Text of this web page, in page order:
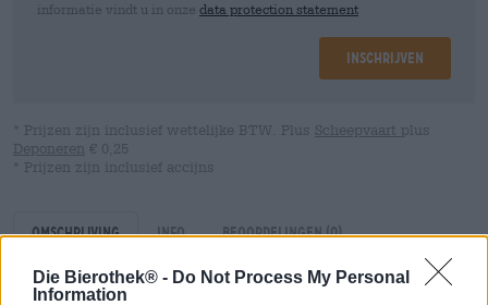
Die Bierothek® - Do Not Process My Personal
Information
informatie vindt u in onze data protection statement
Inschrijven
* Prijzen zijn inclusief wettelijke BTW. Plus Scheepvaart plus
Deponeren € 0,25
* Prijzen zijn inclusief accijns
Omschrijving Info Beoordelingen(0)